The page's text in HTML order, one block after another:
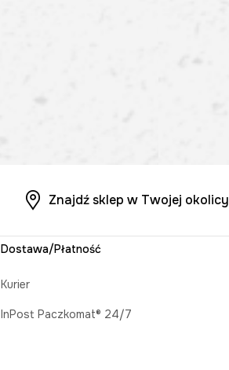
Znajdź sklep w Twojej okolicy
Dostawa/Płatność
Kurier
InPost Paczkomat® 24/7